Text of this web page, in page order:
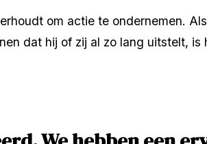
om actie te ondernemen.
dat hij of zij al zo lang uitstelt, is